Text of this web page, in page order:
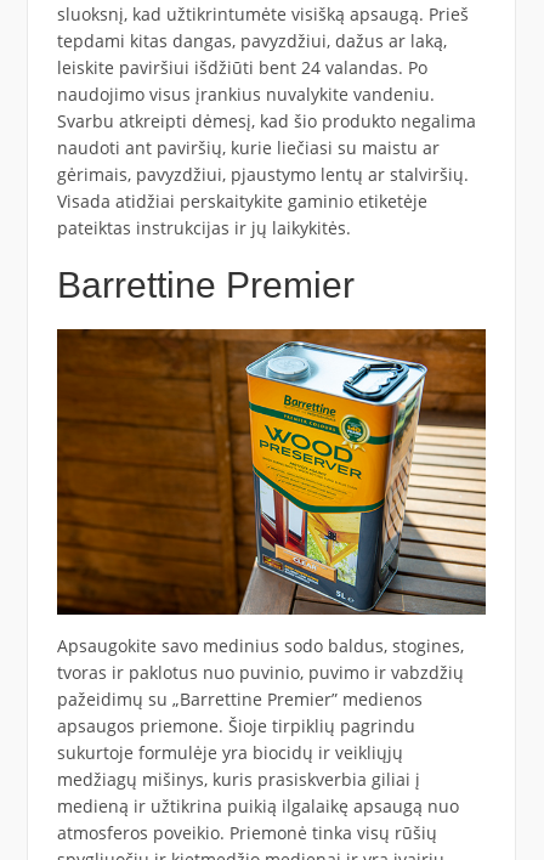
sluoksnį, kad užtikrintumėte visišką apsaugą. Prieš
tepdami kitas dangas, pavyzdžiui, dažus ar laką,
leiskite paviršiui išdžiūti bent 24 valandas. Po
naudojimo visus įrankius nuvalykite vandeniu.
Svarbu atkreipti dėmesį, kad šio produkto negalima
naudoti ant paviršių, kurie liečiasi su maistu ar
gėrimais, pavyzdžiui, pjaustymo lentų ar stalviršių.
Visada atidžiai perskaitykite gaminio etiketėje
pateiktas instrukcijas ir jų laikykitės.
Barrettine Premier
Apsaugokite savo medinius sodo baldus, stogines,
tvoras ir paklotus nuo puvinio, puvimo ir vabzdžių
pažeidimų su „Barrettine Premier” medienos
apsaugos priemone. Šioje tirpiklių pagrindu
sukurtoje formulėje yra biocidų ir veikliųjų
medžiagų mišinys, kuris prasiskverbia giliai į
medieną ir užtikrina puikią ilgalaikę apsaugą nuo
atmosferos poveikio. Priemonė tinka visų rūšių